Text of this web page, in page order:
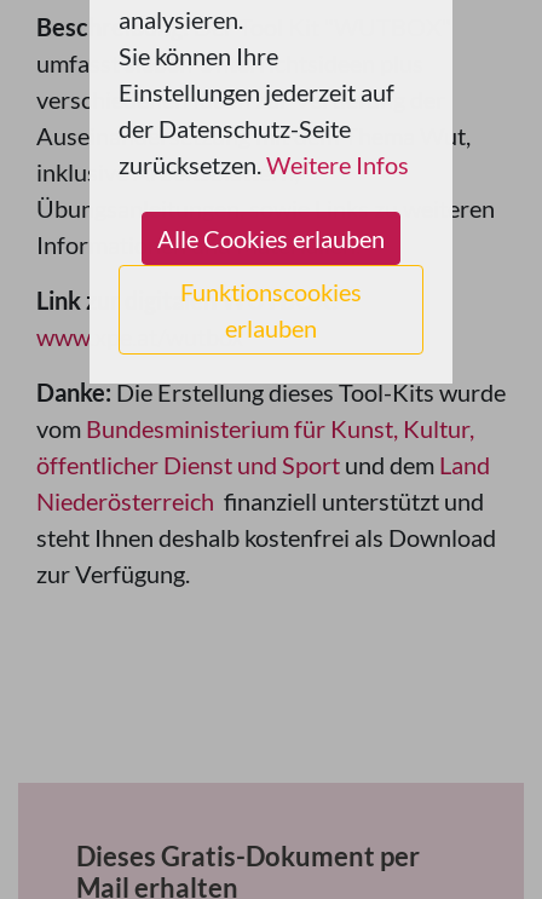
analysieren.
Sie können Ihre
Einstellungen jederzeit auf
der Datenschutz-Seite
zurücksetzen.Weitere Infos
Alle Cookies erlauben
Funktionscookies
erlauben
Beschreibung:Der Tool Kit "WUTBOX"
umfasst sieben Unterrichtsideen plus
verschiedenen Ideen zur Vertiefung der
Auseinandersetzung mit dem Thema Wut,
inklusive Arbeitsblättern,
Übungsanleitungen, sowie Links zu weiteren
Informationen und Materialien.
Link zur digitalen WUTBOX:
www.xpe.at/wutbox
Danke:Die Erstellung dieses Tool-Kits wurde
vom Bundesministerium für Kunst, Kultur,
öffentlicher Dienst und Sport und dem Land
Niederösterreich finanziell unterstützt und
steht Ihnen deshalb kostenfrei als Download
zur Verfügung.
Dieses Gratis-Dokument per
Mail erhalten